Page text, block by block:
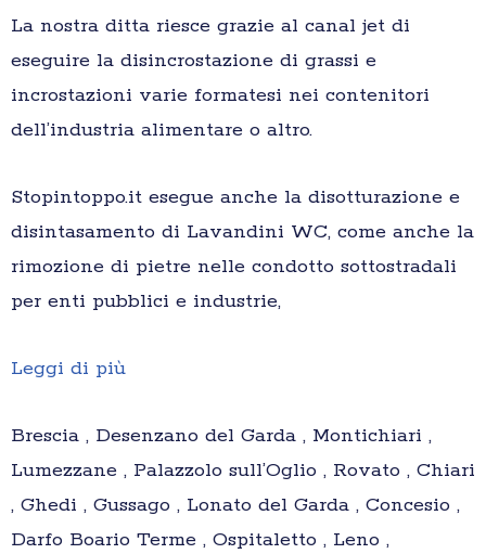
La nostra ditta riesce grazie al canal jet di
eseguire la disincrostazione di grassi e
incrostazioni varie formatesi nei contenitori
dell’industria alimentare o altro.
Stopintoppo.it esegue anche la disotturazione e
disintasamento di Lavandini WC, come anche la
rimozione di pietre nelle condotto sottostradali
per enti pubblici e industrie,
Leggi di più
Brescia , Desenzano del Garda , Montichiari ,
Lumezzane , Palazzolo sull’Oglio , Rovato , Chiari
, Ghedi , Gussago , Lonato del Garda , Concesio ,
Darfo Boario Terme , Ospitaletto , Leno ,